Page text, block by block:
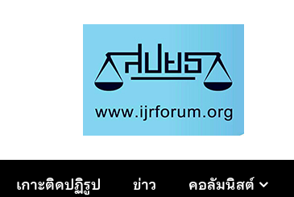
เกาะติดปฏิรูป ข่าว คอลัมนิสต์